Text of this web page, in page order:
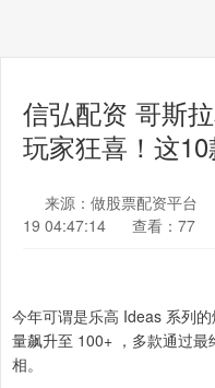
信弘配资 哥斯
玩家狂喜！这
来源：做股票配资平台
19 04:47:14
查看：77
今年可谓是乐高 Ideas 系列
量飙升至 100+ ，多款通过
相。